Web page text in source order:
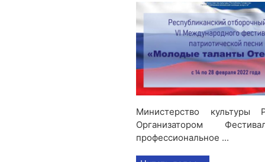
Министерство культуры
Организатором
профессиональное ...